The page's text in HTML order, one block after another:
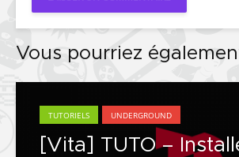
Vous pourriez
TUTORIELS UNDERGROUND
[Vita] TUTO –